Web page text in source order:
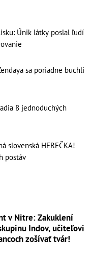
Únik látky poslal ľudí
sa poriadne buchli
8 jednoduchých
slovenská HEREČKA!
postáv
v Nitre: Zakuklení
Indov, učiteľovi
zošívať tvár!